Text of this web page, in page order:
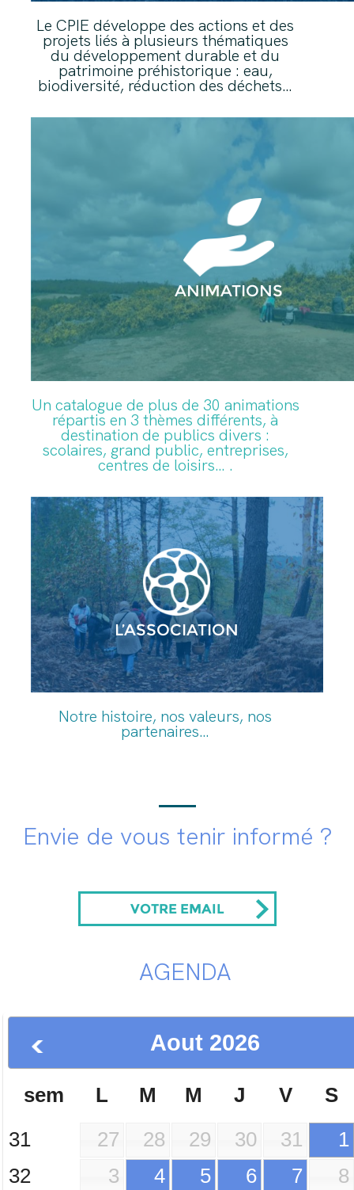
Le CPIE développe des actions et des
projets liés à plusieurs thématiques
du développement durable et du
patrimoine préhistorique : eau,
biodiversité, réduction des déchets…
ANIMATIONS
Un catalogue de plus de 30 animations
répartis en 3 thèmes différents, à
destination de publics divers :
scolaires, grand public, entreprises,
centres de loisirs… .
L’ASSOCIATION
Notre histoire, nos valeurs, nos
partenaires…
Envie de vous tenir informé ?
VOTRE EMAIL
AGENDA
Aout 2026
sem L M M J V
S
31
27 28 29 30 31
1
32
3 4 5 6 7 8